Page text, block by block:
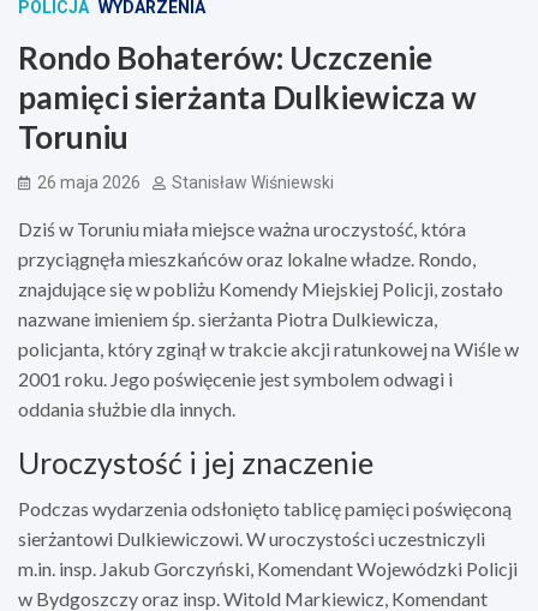
POLICJA WYDARZENIA
Rondo Bohaterów: Uczczenie
pamięci sierżanta Dulkiewicza w
Toruniu
26 maja 2026 Stanisław Wiśniewski
Dziś w Toruniu miała miejsce ważna uroczystość, która
przyciągnęła mieszkańców oraz lokalne władze. Rondo,
znajdujące się w pobliżu Komendy Miejskiej Policji, zostało
nazwane imieniem śp. sierżanta Piotra Dulkiewicza,
policjanta, który zginął w trakcie akcji ratunkowej na Wiśle w
2001 roku. Jego poświęcenie jest symbolem odwagi i
oddania służbie dla innych.
Uroczystość i jej znaczenie
Podczas wydarzenia odsłonięto tablicę pamięci poświęconą
sierżantowi Dulkiewiczowi. W uroczystości uczestniczyli
m.in. insp. Jakub Gorczyński, Komendant Wojewódzki Policji
w Bydgoszczy oraz insp. Witold Markiewicz, Komendant